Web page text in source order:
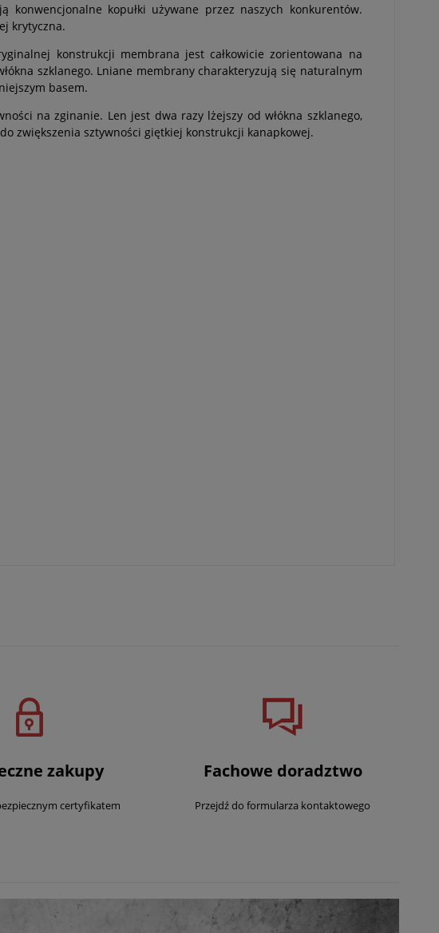
konwencjonalne kopułki używane przez naszych konkurentów.
krytyczna.
konstrukcji membrana jest całkowicie zorientowana na
szklanego. Lniane membrany charakteryzują się naturalnym
basem.
na zginanie. Len jest dwa razy lżejszy od włókna szklanego,
zwiększenia sztywności giętkiej konstrukcji kanapkowej.
zakupy
certyfikatem
Fachowe doradztwo
Przejdź do formularza kontaktowego